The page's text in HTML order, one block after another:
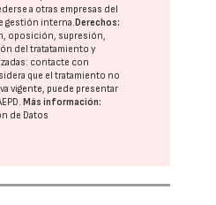
a otras empresas del
gestión interna.Derechos:
oposición, supresión,
del tratatamiento y
contacte con
que el tratamiento no
vigente, puede presentar
.Más información:
de Datos